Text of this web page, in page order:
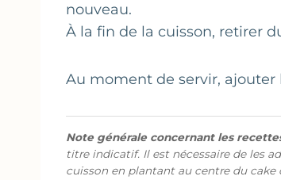
nouveau.
À la fin de la cuisson, retirer
Au moment de servir, ajouter
Note générale concernant les
titre indicatif. Il est nécessaire de les
cuisson en plantant au centre du cake